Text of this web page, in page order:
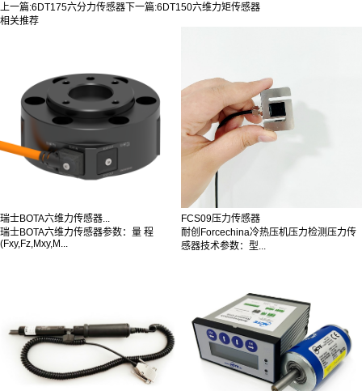
上一篇:6DT175六分力传感器 下一篇:6DT150六维力矩传感器
相关推荐
瑞士BOTA六维力传感器...
瑞士BOTA六维力传感器参数：量 程
(Fxy,Fz,Mxy,M...
FCS09压力传感器
耐创Forcechina冷热压机压力检测压力传
感器技术参数：型...